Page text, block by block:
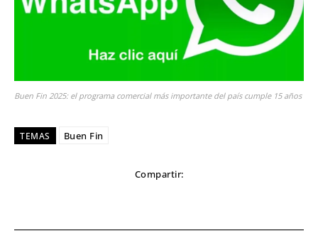
Buen Fin 2025: el programa comercial más importante del país cumple 15 años
TEMAS Buen Fin
Compartir: